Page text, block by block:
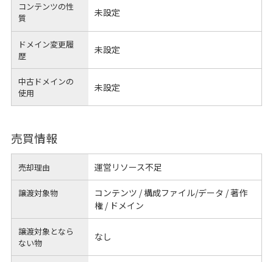
コンテンツの性
質
未設定
ドメイン変更履
歴
未設定
中古ドメインの
使用
未設定
売買情報
売却理由 運営リソース不足
譲渡対象物
コンテンツ / 構成ファイル/データ / 著作
権 / ドメイン
譲渡対象となら
ない物
なし